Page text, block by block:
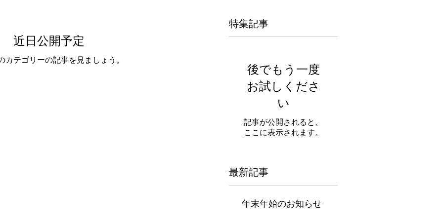
近日公開予定
カテゴリーの記事を見ましょう。
特集記事
後でもう一度
お試しくださ
い
記事が公開されると、
ここに表示されます。
最新記事
年末年始のお知らせ